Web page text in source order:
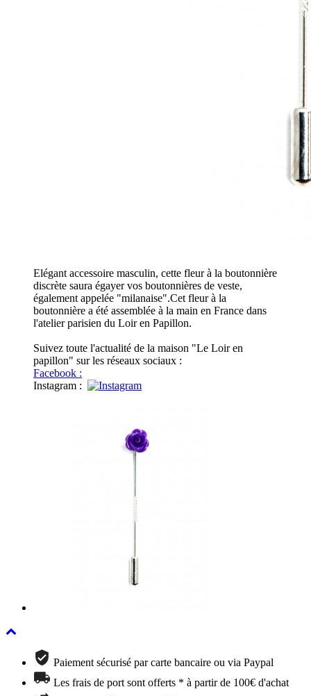
Elégant accessoire masculin, cette fleur à la boutonnière
discrète saura égayer vos boutonnières de veste,
également appelée "milanaise".Cet fleur à la
boutonnière a été assemblée à la main en France dans
l'atelier parisien du Loir en Papillon.
Suivez toute l'actualité de la maison "Le Loir en
papillon" sur les réseaux sociaux :
Facebook :
Instagram :
Paiement sécurisé par carte bancaire ou via Paypal
Les frais de port sont offerts * à partir de 100€ d'achat